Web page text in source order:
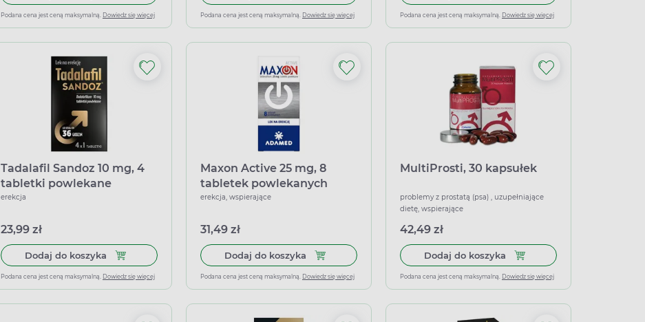
Podana cena jest ceną maksymalną. Dowiedz się więcej Podana cena jest ceną maksymalną. Dowiedz się więcej Podana cena jest ceną maksymalną. Dowiedz się więcej
Tadalafil Sandoz 10 mg, 4
tabletki powlekane
erekcja
23,99 zł
Dodaj do koszyka Dodaj do koszyka Tadalafil Sandoz 10 mg, 4 tabletki powlekane
Podana cena jest ceną maksymalną. Dowiedz się więcej
Maxon Active 25 mg, 8
tabletek powlekanych
erekcja, wspierające
31,49 zł
Dodaj do koszyka Dodaj do koszyka Maxon Active 25 mg, 8 tabletek powlekanych
Podana cena jest ceną maksymalną. Dowiedz się więcej
MultiProsti, 30 kapsułek
problemy z prostatą (psa) , uzupełniające
dietę, wspierające
42,49 zł
Dodaj do koszyka Dodaj do koszyka
Podana cena jest ceną maksymalną. Dowiedz się więcej